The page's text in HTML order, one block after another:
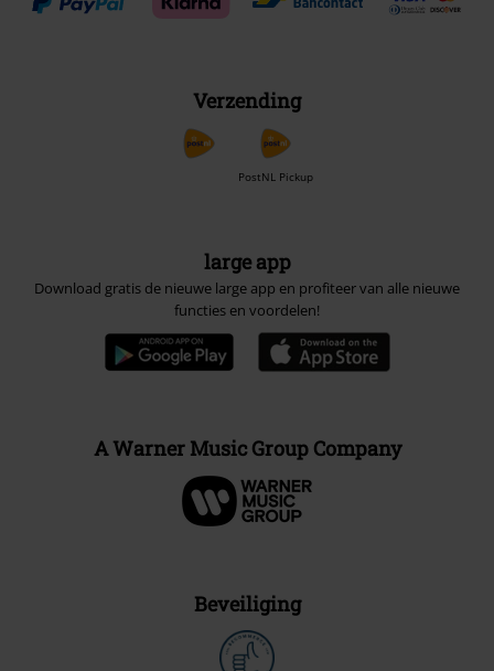
Verzending
PostNL Pickup
large app
Download gratis de nieuwe large app en profiteer van alle nieuwe
functies en voordelen!
A Warner Music Group Company
Beveiliging